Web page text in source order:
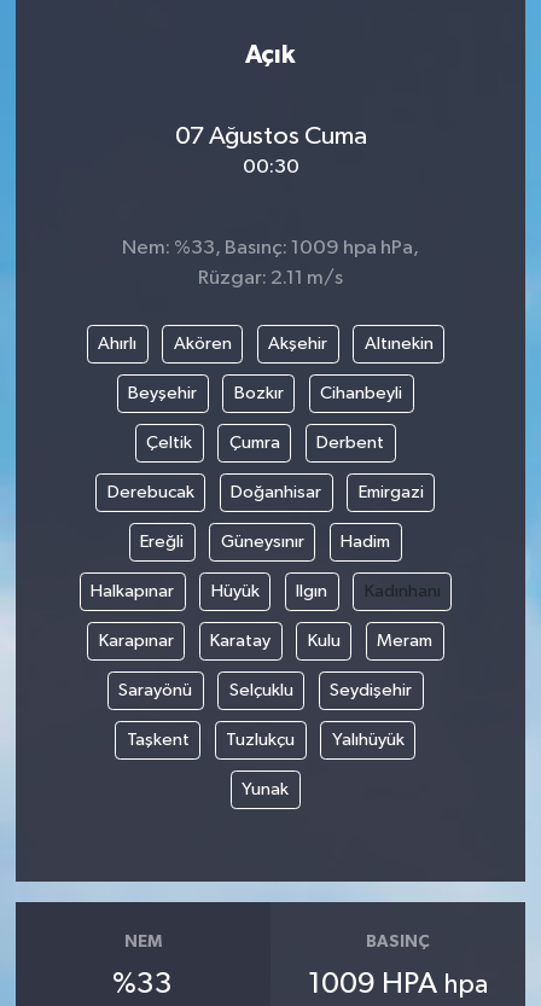
Açık
07 Ağustos Cuma
00:30
Nem: %33, Basınç: 1009 hpa hPa,
Rüzgar: 2.11 m/s
Ahırlı Akören Akşehir Altınekin
Beyşehir Bozkır Cihanbeyli
Çeltik Çumra Derbent
Derebucak Doğanhisar Emirgazi
Ereğli Güneysınır Hadim
Halkapınar Hüyük Ilgın Kadınhanı
Karapınar Karatay Kulu Meram
Sarayönü Selçuklu Seydişehir
Taşkent Tuzlukçu Yalıhüyük
Yunak
NEM
%33
BASINÇ
1009 HPA hpa